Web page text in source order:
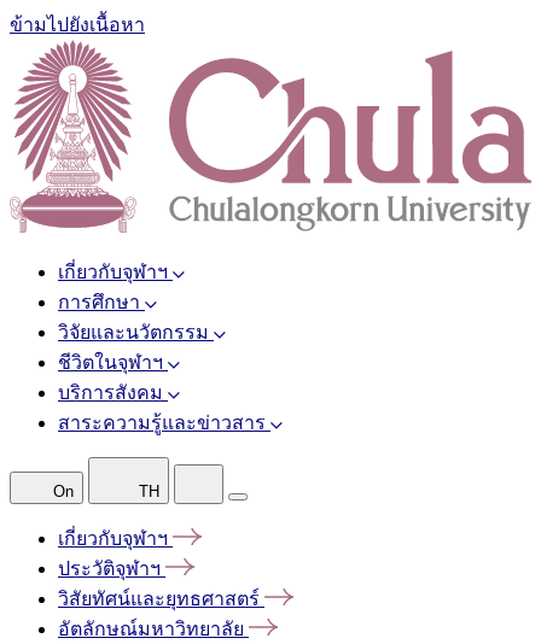
ข้ามไปยังเนื้อหา
เกี่ยวกับจุฬาฯ
การศึกษา
วิจัยและนวัตกรรม
ชีวิตในจุฬาฯ
บริการสังคม
สาระความรู้และข่าวสาร
On TH
เกี่ยวกับจุฬาฯ
ประวัติจุฬาฯ
วิสัยทัศน์และยุทธศาสตร์
อัตลักษณ์มหาวิทยาลัย